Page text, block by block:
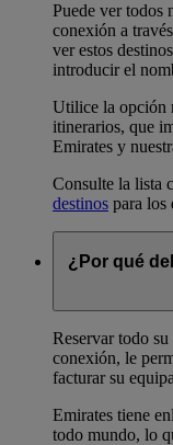
Puede ver todos
conexión a
ver estos
introducir el
Utilice la opción
itinerarios, que
Emirates y
Consulte la lista
destinos para los
¿Por qué
Reservar todo
conexión, le
facturar su
Emirates tiene
todo mundo, lo